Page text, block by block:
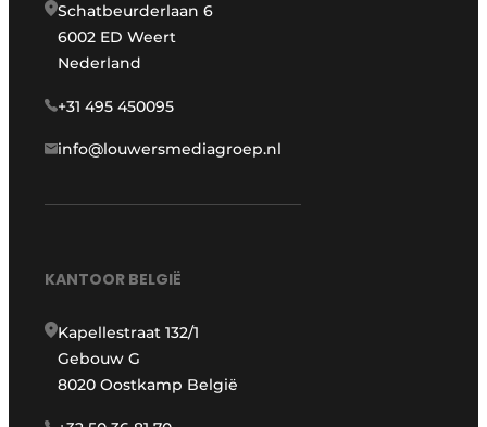
Schatbeurderlaan 6
6002 ED Weert
Nederland
+31 495 450095
info@louwersmediagroep.nl
KANTOOR BELGIË
Kapellestraat 132/1
Gebouw G
8020 Oostkamp België